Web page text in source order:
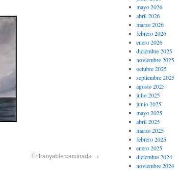
Entranyable caminada →
mayo 2026
abril 2026
marzo 2026
febrero 2026
enero 2026
diciembre 2025
noviembre 2025
octubre 2025
septiembre 2025
agosto 2025
julio 2025
junio 2025
mayo 2025
abril 2025
marzo 2025
febrero 2025
enero 2025
diciembre 2024
noviembre 2024